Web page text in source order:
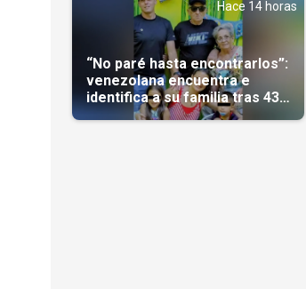
Hace 14 horas
“No paré hasta encontrarlos”:
venezolana encuentra e
identifica a su familia tras 43
días del terremoto